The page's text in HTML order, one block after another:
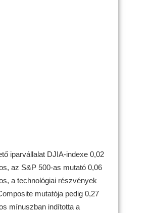
iparvállalat DJIA-indexe 0,02
az S&P 500-as mutató 0,06
a technológiai részvények
mutatója pedig 0,27
mínuszban indította a